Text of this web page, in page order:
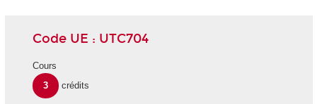
Code UE : UTC704
Cours
3
crédits